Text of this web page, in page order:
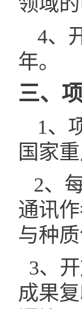
4、
年。
三、
1、
国家
2、
通讯
与种
3、
成果